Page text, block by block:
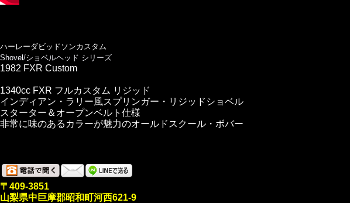
ハーレーダビッドソンカスタム
Shovel/ショベルヘッド シリーズ
1982 FXR Custom
1340cc FXR フルカスタム リジッド
インディアン・ラリー風スプリンガー・リジッドショベル
スターター＆オープンベルト仕様
非常に味のあるカラーが魅力のオールドスクール・ボバー
〒409-3851
山梨県中巨摩郡昭和町河西621-9